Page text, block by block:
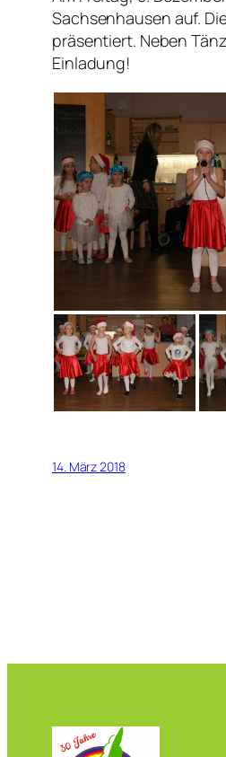
Sachsenhausen auf.
präsentiert. Neben
Einladung!
14. März 2018